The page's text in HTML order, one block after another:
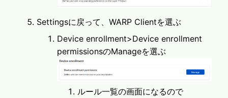
Settingsに戻って、WARP Clientを選ぶ
Device enrollment>Device enrollment
permissionsのManageを選ぶ
ルール一覧の画面になるので